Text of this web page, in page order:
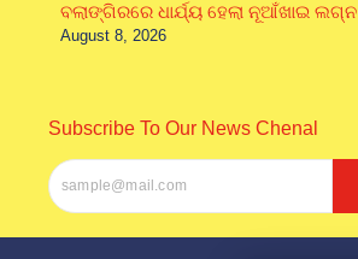
ବଲାଙ୍ଗିରରେ ଧାର୍ଯ୍ୟ ହେଲା ନୂଆଁଖାଇ ଲଗ୍ନ
August 8, 2026
Subscribe To Our News Chenal